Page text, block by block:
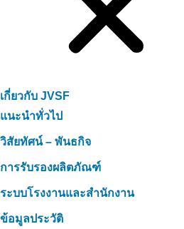
เกี่ยวกับ JVSF
แนะนำทั่วไป
วิสัยทัศน์ – พันธกิจ
การรับรองผลิตภัณฑ์
ระบบโรงงานและสำนักงาน
ข้อมูลประวัติ